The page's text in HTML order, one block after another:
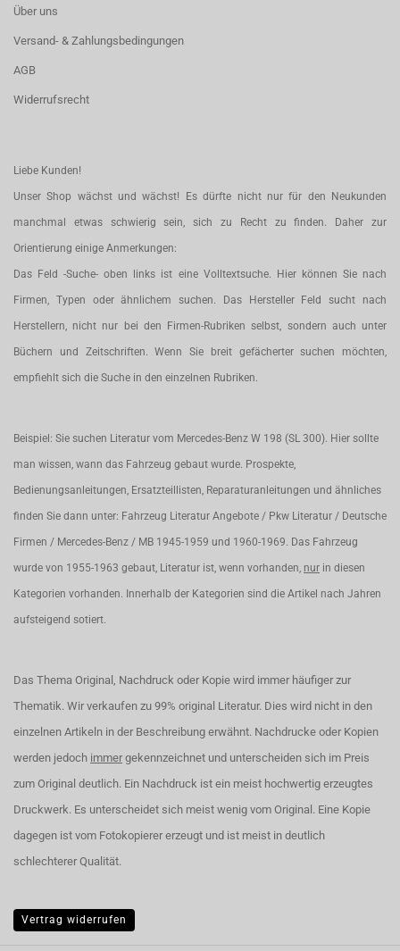
Über uns
Versand- & Zahlungsbedingungen
AGB
Widerrufsrecht
Liebe Kunden!
Unser Shop wächst und wächst! Es dürfte nicht nur für den Neukunden
manchmal etwas schwierig sein, sich zu Recht zu finden. Daher zur
Orientierung einige Anmerkungen:
Das Feld -Suche- oben links ist eine Volltextsuche. Hier können Sie nach
Firmen, Typen oder ähnlichem suchen. Das Hersteller Feld sucht nach
Herstellern, nicht nur bei den Firmen-Rubriken selbst, sondern auch unter
Büchern und Zeitschriften. Wenn Sie breit gefächerter suchen möchten,
empfiehlt sich die Suche in den einzelnen Rubriken.
Beispiel: Sie suchen Literatur vom Mercedes-Benz W 198 (SL 300). Hier sollte
man wissen, wann das Fahrzeug gebaut wurde. Prospekte,
Bedienungsanleitungen, Ersatzteillisten, Reparaturanleitungen und ähnliches
finden Sie dann unter: Fahrzeug Literatur Angebote / Pkw Literatur / Deutsche
Firmen / Mercedes-Benz / MB 1945-1959 und 1960-1969. Das Fahrzeug
wurde von 1955-1963 gebaut, Literatur ist, wenn vorhanden, nur in diesen
Kategorien vorhanden. Innerhalb der Kategorien sind die Artikel nach Jahren
aufsteigend sotiert.
Das Thema Original, Nachdruck oder Kopie wird immer häufiger zur
Thematik. Wir verkaufen zu 99% original Literatur. Dies wird nicht in den
einzelnen Artikeln in der Beschreibung erwähnt. Nachdrucke oder Kopien
werden jedoch immer gekennzeichnet und unterscheiden sich im Preis
zum Original deutlich. Ein Nachdruck ist ein meist hochwertig erzeugtes
Druckwerk. Es unterscheidet sich meist wenig vom Original. Eine Kopie
dagegen ist vom Fotokopierer erzeugt und ist meist in deutlich
schlechterer Qualität.
Vertrag widerrufen